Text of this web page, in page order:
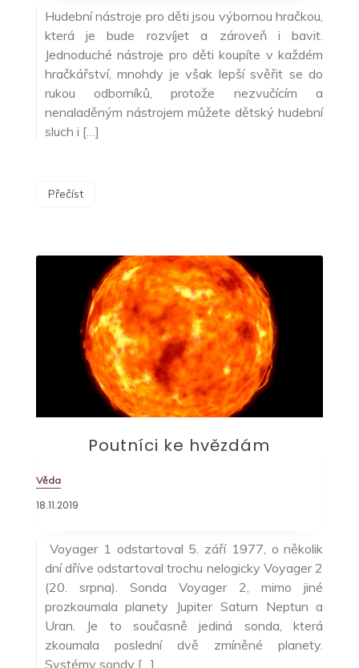
Hudební nástroje pro děti jsou výbornou hračkou,
která je bude rozvíjet a zároveň i bavit.
Jednoduché nástroje pro děti koupíte v každém
hračkářství, mnohdy je však lepší svěřit se do
rukou odborníků, protože nezvučícím a
nenaladěným nástrojem můžete dětský hudební
sluch i […]
Přečíst
Poutníci ke hvězdám
Věda
18.11.2019
Voyager 1 odstartoval 5. září 1977, o několik
dní dříve odstartoval trochu nelogicky Voyager 2
(20. srpna). Sonda Voyager 2, mimo jiné
prozkoumala planety Jupiter Saturn Neptun a
Uran. Je to současně jediná sonda, která
zkoumala poslední dvě zmíněné planety.
Systémy sondy […]